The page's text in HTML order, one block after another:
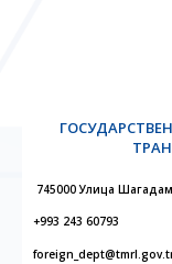
745000 Улица
+993 243 60793